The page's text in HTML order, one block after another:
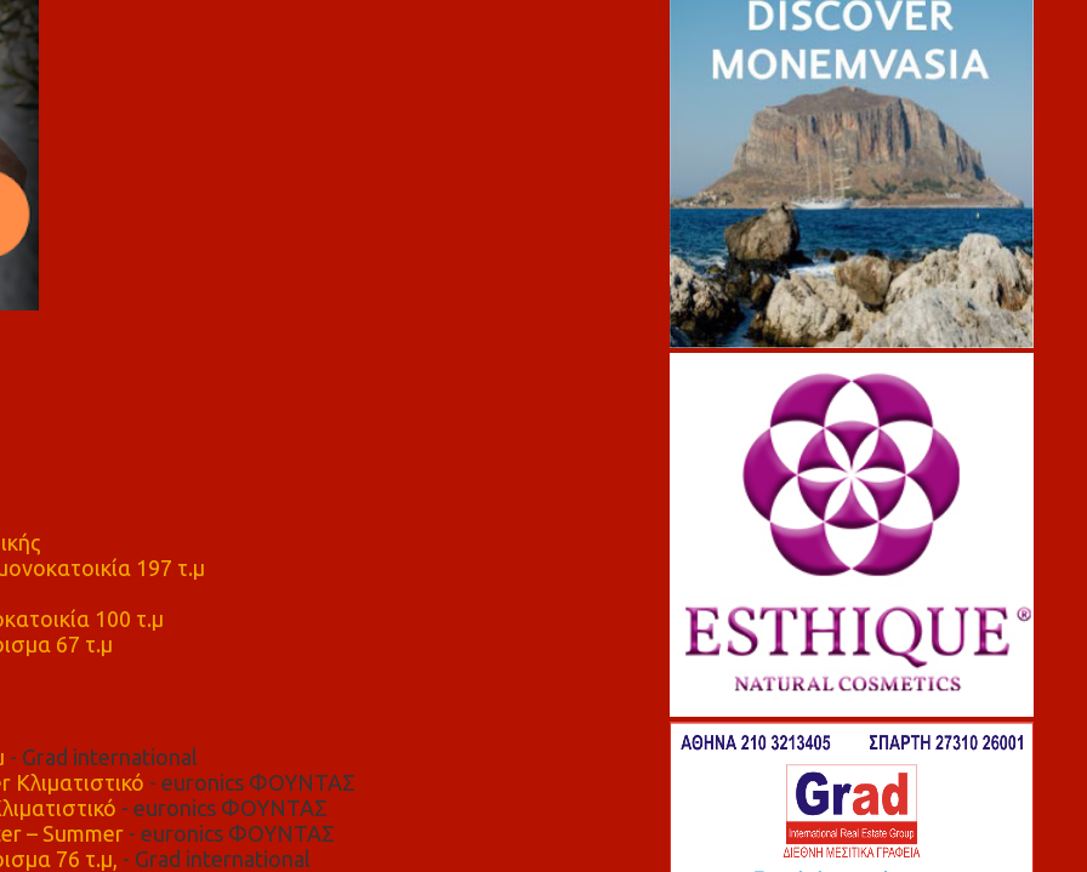
197 τ.μ
100 τ.μ
67 τ.μ
- Grad international
- euronics ΦΟΥΝΤΑΣ
- euronics ΦΟΥΝΤΑΣ
– Summer- euronics ΦΟΥΝΤΑΣ
76 τ.μ, - Grad international